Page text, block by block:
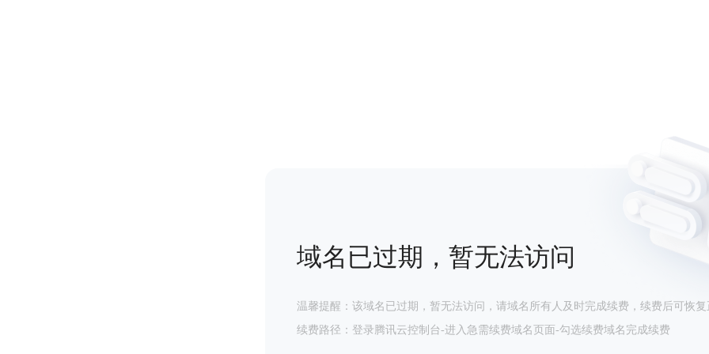
域名已过期，暂无法访问
温馨提醒：该域名已过期，暂无法访问，请域名所有人及时完成续费，续费后可恢复
续费路径：登录腾讯云控制台-进入急需续费域名页面-勾选续费域名完成续费